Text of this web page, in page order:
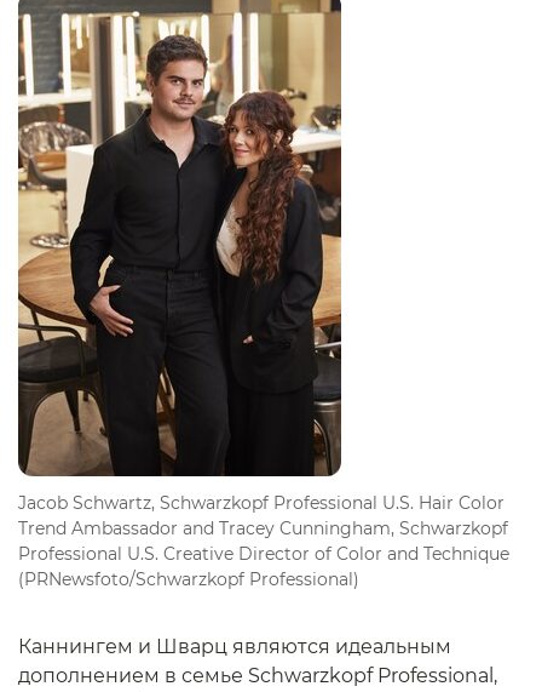
Jacob Schwartz, Schwarzkopf Professional U.S. Hair Color
Trend Ambassador and Tracey Cunningham, Schwarzkopf
Professional U.S. Creative Director of Color and Technique
(PRNewsfoto/Schwarzkopf Professional)
Каннингем и Шварц являются идеальным
дополнением в семье Schwarzkopf Professional,